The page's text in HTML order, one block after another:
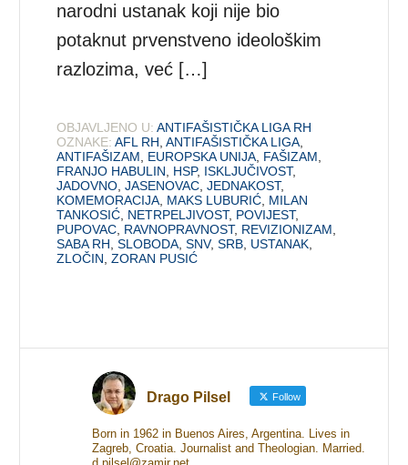
narodni ustanak koji nije bio
potaknut prvenstveno ideološkim
razlozima, već […]
OBJAVLJENO U: ANTIFAŠISTIČKA LIGA RH
OZNAKE: AFL RH ,ANTIFAŠISTIČKA LIGA
ANTIFAŠIZAM
EUROPSKA UNIJA FAŠIZAM
FRANJO HABULIN
HSP, ISKLJUČIVOST,
JADOVNO ,JASENOVAC ,JEDNAKOST,
KOMEMORACIJA MAKS LUBURIĆ MILAN
TANKOSIĆ NETRPELJIVOST, POVIJEST,
PUPOVAC RAVNOPRAVNOST, REVIZIONIZAM
SABA RH ,SLOBODA ,SNV,SRB USTANAK
ZLOČIN ,ZORAN PUSIĆ
Drago Pilsel Follow
Born in 1962 in Buenos Aires, Argentina. Lives in
Zagreb, Croatia. Journalist and Theologian. Married.